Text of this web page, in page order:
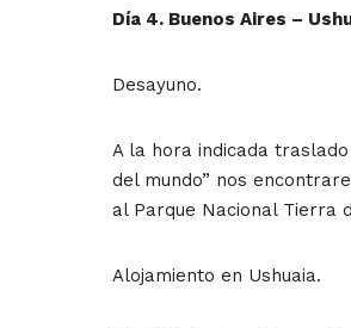
Día 4. Buenos Aires –
Desayuno.
A la hora indicada
del mundo” nos
al Parque Nacional Tierra
Alojamiento en Ushuaia.